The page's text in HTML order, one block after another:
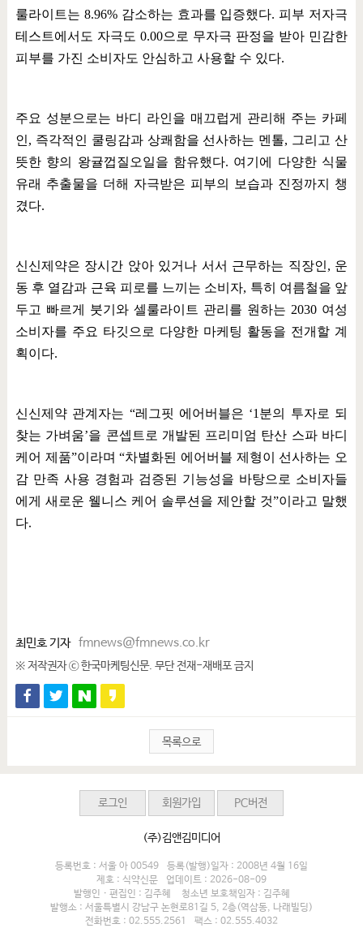
룰라이트는 8.96% 감소하는 효과를 입증했다. 피부 저자극
테스트에서도 자극도 0.00으로 무자극 판정을 받아 민감한
피부를 가진 소비자도 안심하고 사용할 수 있다.
주요 성분으로는 바디 라인을 매끄럽게 관리해 주는 카페
인, 즉각적인 쿨링감과 상쾌함을 선사하는 멘톨, 그리고 산
뜻한 향의 왕귤껍질오일을 함유했다. 여기에 다양한 식물
유래 추출물을 더해 자극받은 피부의 보습과 진정까지 챙
겼다.
신신제약은 장시간 앉아 있거나 서서 근무하는 직장인, 운
동 후 열감과 근육 피로를 느끼는 소비자, 특히 여름철을 앞
두고 빠르게 붓기와 셀룰라이트 관리를 원하는 2030 여성
소비자를 주요 타깃으로 다양한 마케팅 활동을 전개할 계
획이다.
신신제약 관계자는 “레그핏 에어버블은 ‘1 분의 투자로 되
찾는 가벼움’을 콘셉트로 개발된 프리미엄 탄산 스파 바디
케어 제품”이라며“차별화된 에어버블 제형이 선사하는 오
감 만족 사용 경험과 검증된 기능성을 바탕으로 소비자들
에게 새로운 웰니스 케어 솔루션을 제안할 것”이라고 말했
다.
최민호 기자 fmnews@fmnews.co.kr
※ 저작권자 ⓒ 한국마케팅신문. 무단 전재-재배포 금지
목록으로
로그인 회원가입 PC버전
(주)김앤김미디어
등록번호 : 서울 아 00549
등록(발행)일자 : 2008년 4월 16일
제호 : 식약신문
업데이트 : 2026-08-09
발행인 · 편집인 : 김주혜
청소년 보호책임자 : 김주혜
발행소 : 서울특별시 강남구 논현로81길 5, 2층(역삼동, 나래빌딩)
전화번호 : 02.555.2561
팩스 : 02.555.4032